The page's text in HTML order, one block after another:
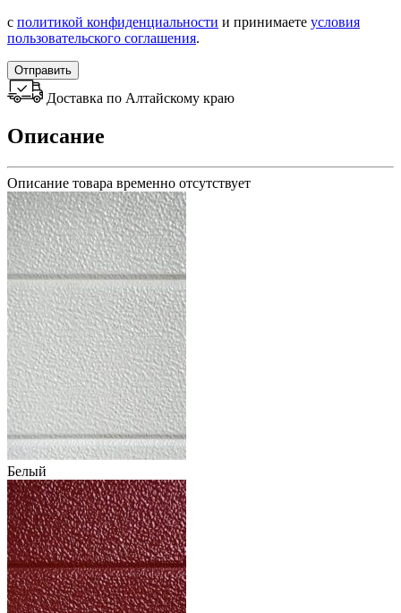
с политикой конфиденциальности и принимаете условия
пользовательского соглашения.
Отправить
Доставка по Алтайскому краю
Описание
Описание товара временно отсутствует
Белый